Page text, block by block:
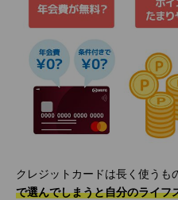
クレジットカードは長く使うも
で選んでしまうと自分のライフ